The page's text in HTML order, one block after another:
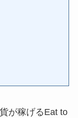
が稼げるEat to